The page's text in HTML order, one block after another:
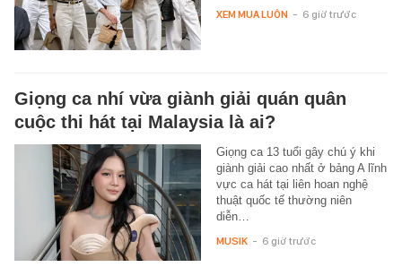
XEM MUA LUÔN - 6 giờ trước
Giọng ca nhí vừa giành giải quán quân
cuộc thi hát tại Malaysia là ai?
Giọng ca 13 tuổi gây chú ý khi
giành giải cao nhất ở bảng A lĩnh
vực ca hát tại liên hoan nghệ
thuật quốc tế thường niên
diễn…
MUSIK - 6 giờ trước